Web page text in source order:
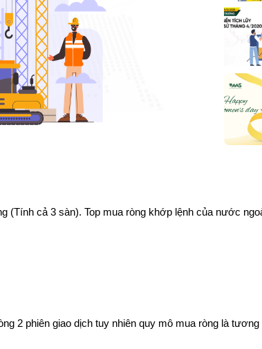
(Tính cả 3 sàn). Top mua ròng khớp lệnh của nước
2 phiên giao dịch tuy nhiên quy mô mua ròng là